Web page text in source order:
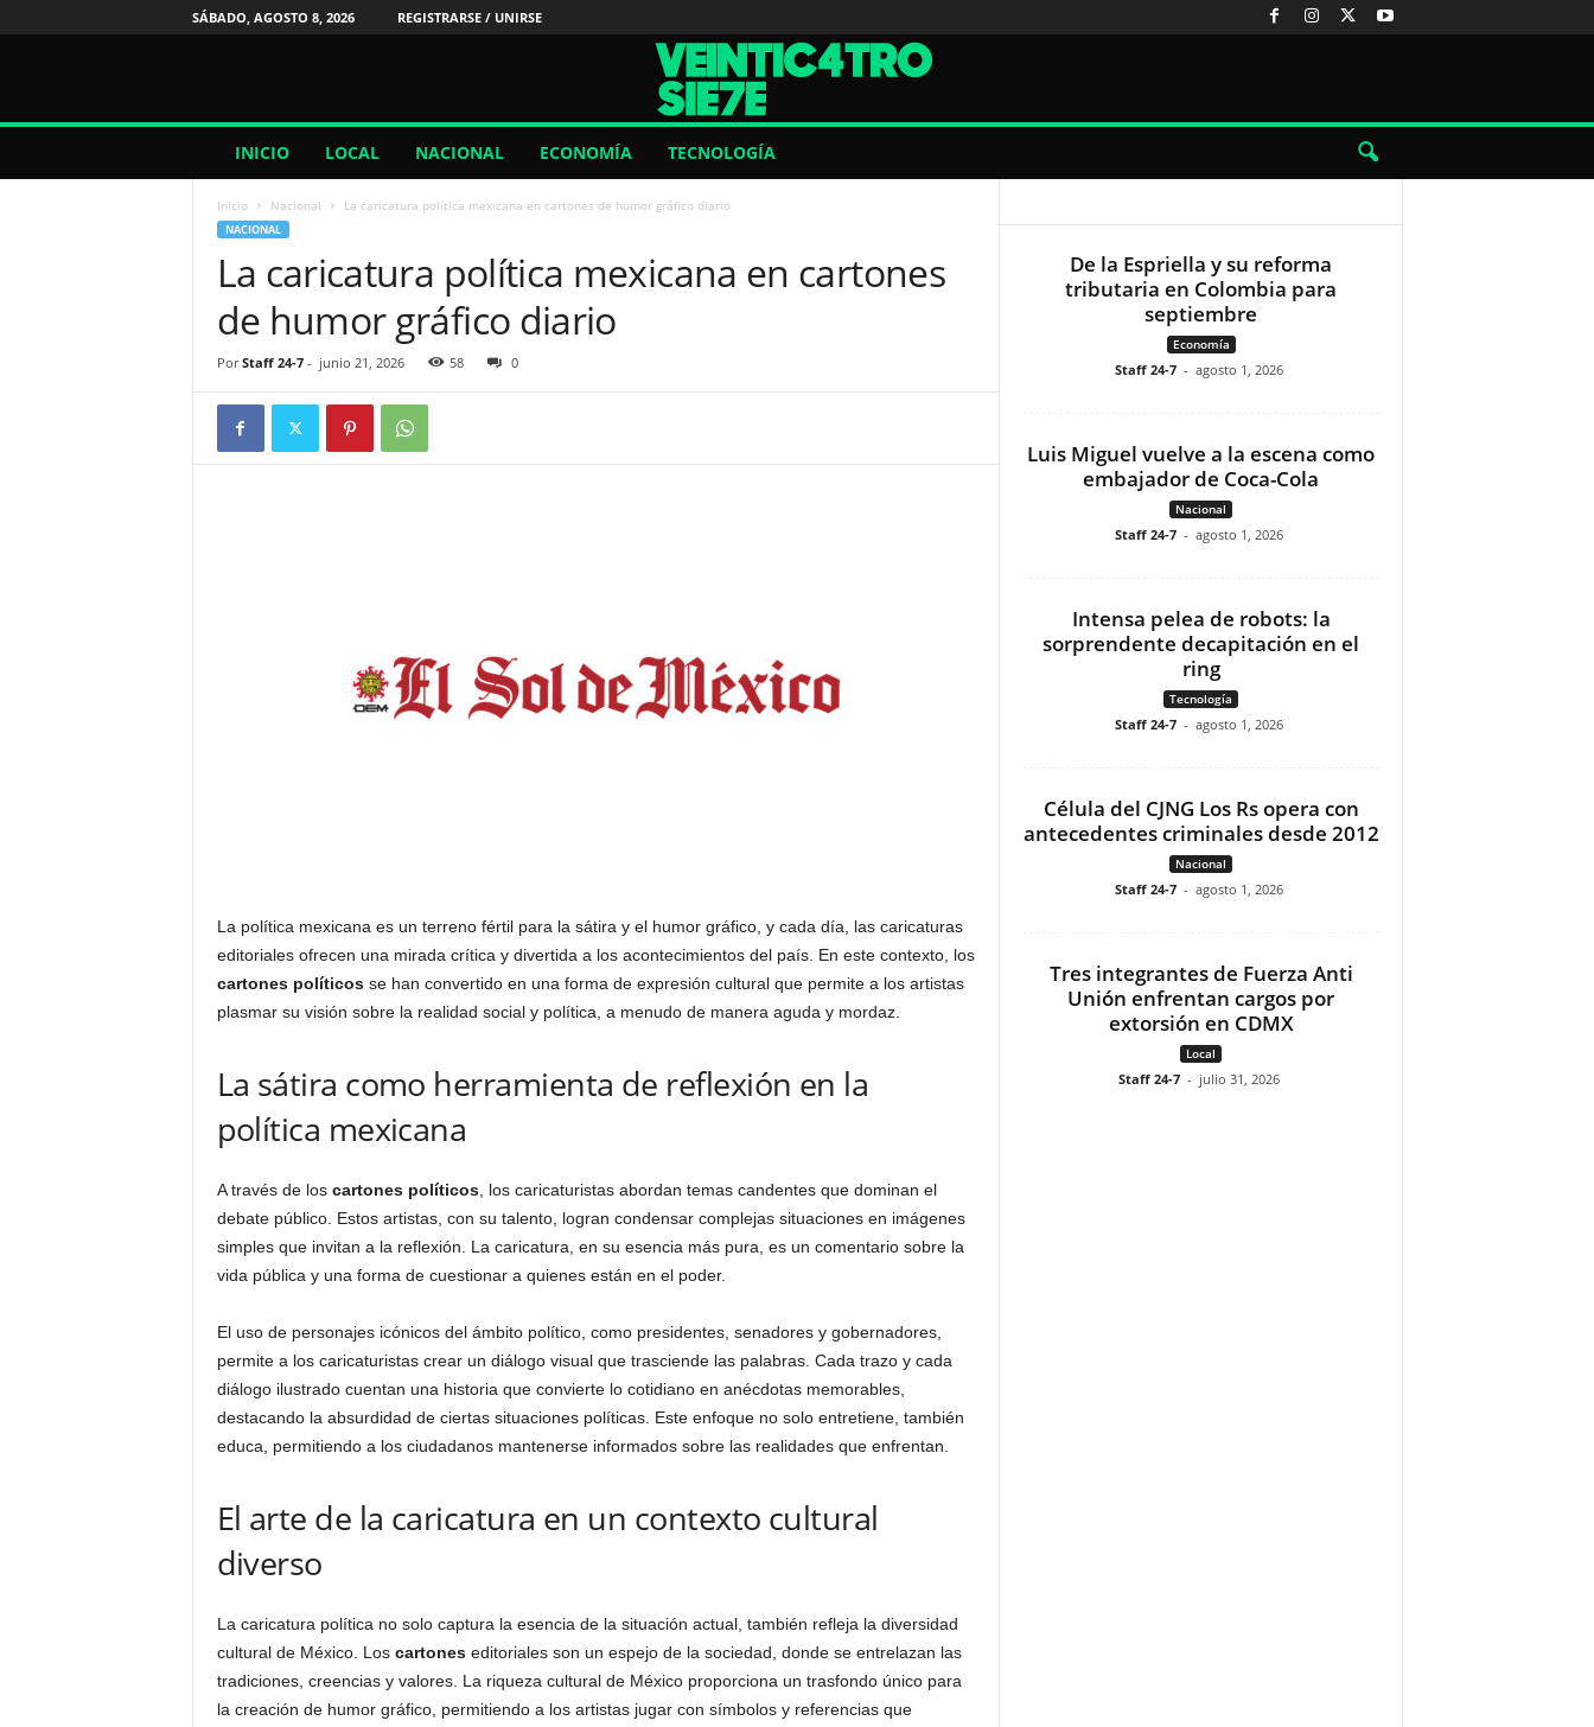
SÁBADO, AGOSTO 8, 2026 REGISTRARSE / UNIRSE
/
INICIO LOCAL NACIONAL ECONOMÍA TECNOLOGÍA
Inicio Nacional La caricatura política mexicana en cartones de humor gráfico diario
NACIONAL
La caricatura política mexicana en cartones
de humor gráfico diario
Por Staff 24-7- junio 21, 2026 58 0
La política mexicana es un terreno fértil para la sátira y el humor gráfico, y cada día, las caricaturas
editoriales ofrecen una mirada crítica y divertida a los acontecimientos del país. En este contexto, los
cartones políticosse han convertido en una forma de expresión cultural que permite a los artistas
plasmar su visión sobre la realidad social y política, a menudo de manera aguda y mordaz.
La sátira como herramienta de reflexión en la
política mexicana
A través de los cartones políticos, los caricaturistas abordan temas candentes que dominan el
debate público. Estos artistas, con su talento, logran condensar complejas situaciones en imágenes
simples que invitan a la reflexión. La caricatura, en su esencia más pura, es un comentario sobre la
vida pública y una forma de cuestionar a quienes están en el poder.
El uso de personajes icónicos del ámbito político, como presidentes, senadores y gobernadores,
permite a los caricaturistas crear un diálogo visual que trasciende las palabras. Cada trazo y cada
diálogo ilustrado cuentan una historia que convierte lo cotidiano en anécdotas memorables,
destacando la absurdidad de ciertas situaciones políticas. Este enfoque no solo entretiene, también
educa, permitiendo a los ciudadanos mantenerse informados sobre las realidades que enfrentan.
El arte de la caricatura en un contexto cultural
diverso
La caricatura política no solo captura la esencia de la situación actual, también refleja la diversidad
cultural de México. Los cartoneseditoriales son un espejo de la sociedad, donde se entrelazan las
tradiciones, creencias y valores. La riqueza cultural de México proporciona un trasfondo único para
la creación de humor gráfico, permitiendo a los artistas jugar con símbolos y referencias que
De la Espriella y su reforma
tributaria en Colombia para
septiembre
Economía
Staff 24-7 - agosto 1, 2026
Luis Miguel vuelve a la escena como
embajador de Coca-Cola
Nacional
Staff 24-7 - agosto 1, 2026
Intensa pelea de robots: la
sorprendente decapitación en el
ring
Tecnología
Staff 24-7 - agosto 1, 2026
Célula del CJNG Los Rs opera con
antecedentes criminales desde 2012
Nacional
Staff 24-7 - agosto 1, 2026
Tres integrantes de Fuerza Anti
Unión enfrentan cargos por
extorsión en CDMX
Local
Staff 24-7 - julio 31, 2026